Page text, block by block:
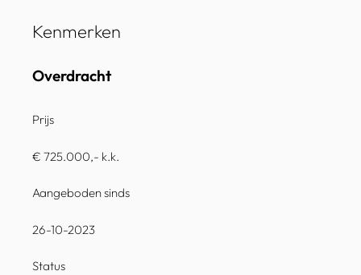
Kenmerken
Overdracht
Prijs
€ 725.000,- k.k.
Aangeboden sinds
26-10-2023
Status